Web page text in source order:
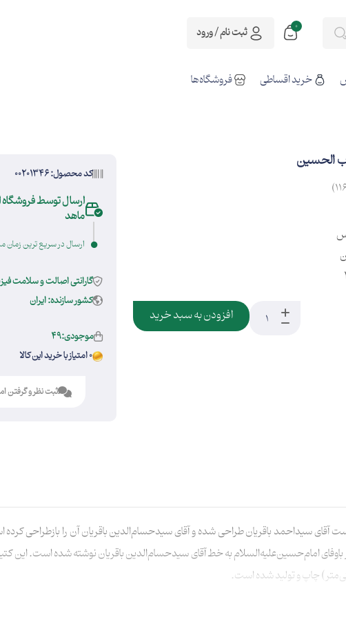
0 ثبت نام / ورود
خرید اقساطی فروشگاه‌ها
الحسین
افزودن به سبد خرید
کد محصول: 00201346
ارسال توسط فروشگاه
ماهد
ارسال در سریع ترین
گارانتی اصالت و سلامت
کشور سازنده: ایران
موجودی:49
0 امتیاز با خرید این کالا
ثبت نظر و گرفتن
کربلا در آن آمده است، به‌دست آقای سیداحمد باقریان طراحی شده و آقای سیدحسام‌الدین باقریان آن را بازطراحی
علیه‌السلام نیز به خط استاد ناصر طاووسی نوشته شده است. اسامی 72تن یار باوفای امام‌حسین‌علیه‌السلام به خط آقای سیدحسام‌الدین باقریان نوشته